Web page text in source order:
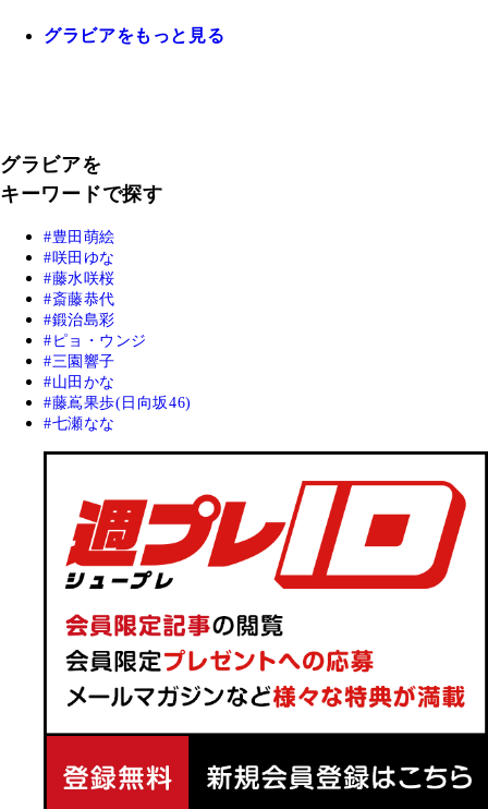
グラビアをもっと見る
グラビアを
キーワードで探す
豊田萌絵
咲田ゆな
藤水咲桜
斎藤恭代
鍛治島彩
ピョ・ウンジ
三園響子
山田かな
藤嶌果歩(日向坂46)
七瀬なな